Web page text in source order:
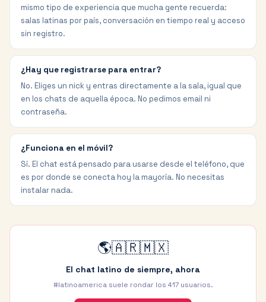
mismo tipo de experiencia que mucha gente recuerda:
salas latinas por país, conversación en tiempo real y acceso
sin registro.
¿Hay que registrarse para entrar?
No. Eliges un nick y entras directamente a la sala, igual que
en los chats de aquella época. No pedimos email ni
contraseña.
¿Funciona en el móvil?
Sí. El chat está pensado para usarse desde el teléfono, que
es por donde se conecta hoy la mayoría. No necesitas
instalar nada.
🌎🇦🇷🇲🇽
El chat latino de siempre, ahora
#latinoamerica suele rondar los 417usuarios.